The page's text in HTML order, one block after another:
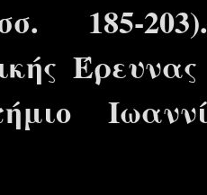
185-